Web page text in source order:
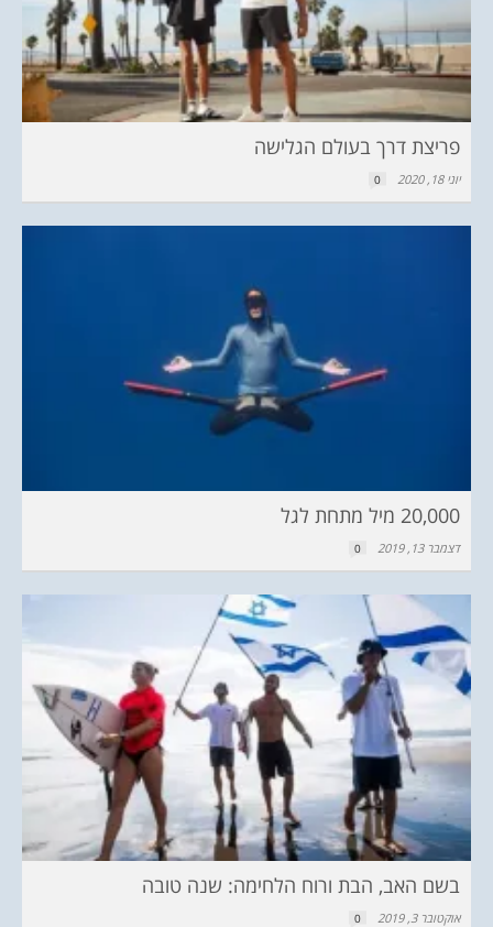
פריצת דרך בעולם הגלישה
יוני 18, 2020 0
20,000 מיל מתחת לגל
דצמבר 13, 2019 0
בשם האב, הבת ורוח הלחימה: שנה טובה
אוקטובר 3, 2019 0